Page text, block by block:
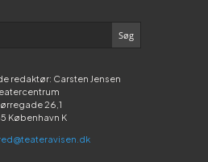
redaktør: Carsten Jensen
26,1
København K